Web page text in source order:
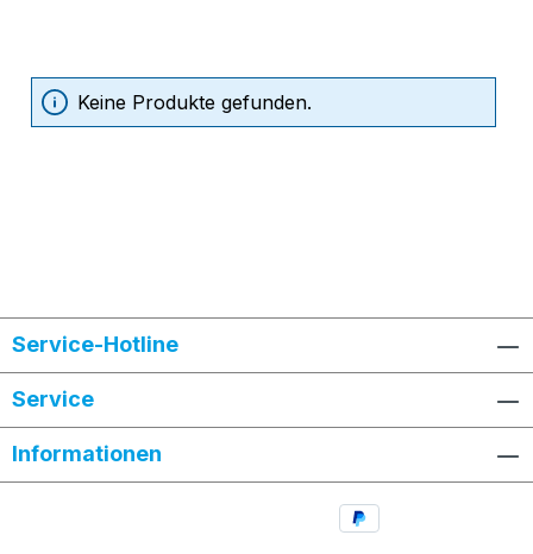
Keine Produkte gefunden.
Service-Hotline
Service
Informationen